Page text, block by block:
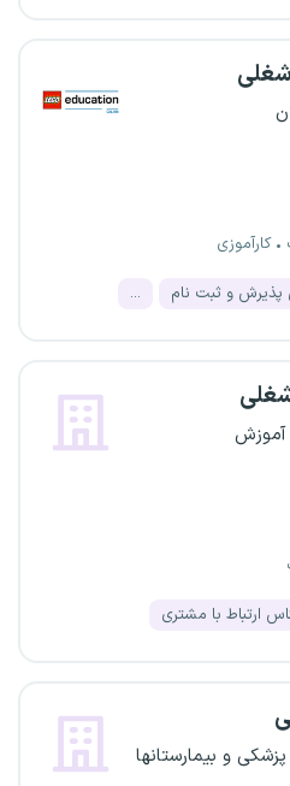
کارآموزی
پذیرش و ثبت نام ...
آموزش
ارتباط با مشتری
و بیمارستانها